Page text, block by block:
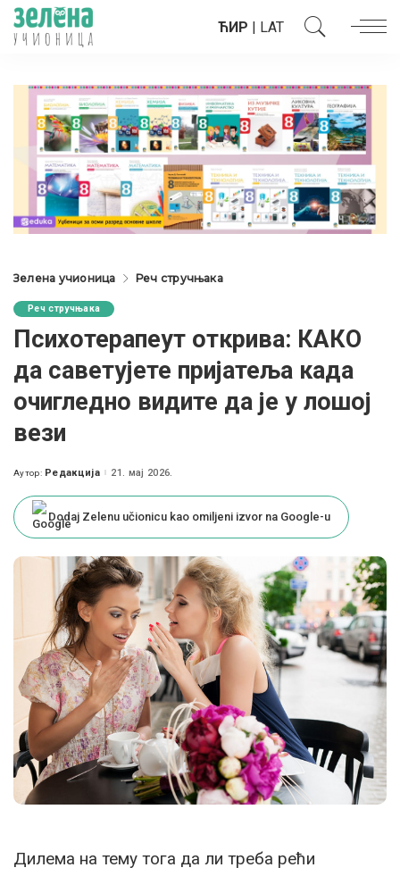
ЋИР | LAT
Зелена учионица Реч стручњака
Реч стручњака
Психотерапеут открива: КАКО
да саветујете пријатеља када
очигледно видите да је у лошој
вези
Posted
Аутор: Редакција 21. мај 2026.
Dodaj Zelenu učionicu kao omiljeni izvor na Google-u
Дилема на тему тога да ли треба рећи